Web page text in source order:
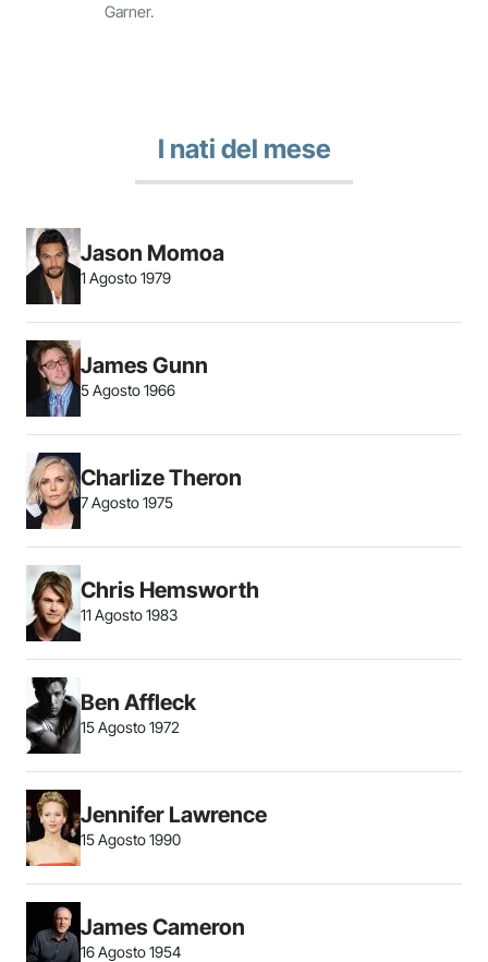
Garner.
I nati del mese
Jason Momoa
1 Agosto 1979
James Gunn
5 Agosto 1966
Charlize Theron
7 Agosto 1975
Chris Hemsworth
11 Agosto 1983
Ben Affleck
15 Agosto 1972
Jennifer Lawrence
15 Agosto 1990
James Cameron
16 Agosto 1954